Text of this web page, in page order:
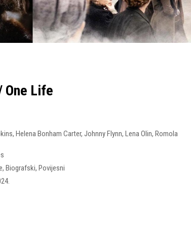
One Life
,Helena Bonham Carter,Johnny Flynn,Lena Olin,Romola
,Biografski,Povijesni